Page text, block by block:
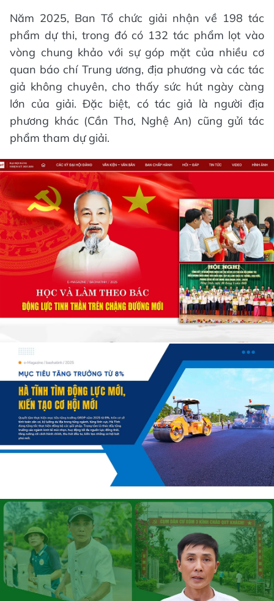
Năm 2025, Ban Tổ chức giải nhận về 198 tác
phẩm dự thi, trong đó có 132 tác phẩm lọt vào
vòng chung khảo với sự góp mặt của nhiều cơ
quan báo chí Trung ương, địa phương và các tác
giả không chuyên, cho thấy sức hút ngày càng
lớn của giải. Đặc biệt, có tác giả là người địa
phương khác (Cần Thơ, Nghệ An) cũng gửi tác
phẩm tham dự giải.